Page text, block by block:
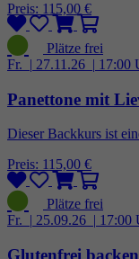
Preis: 115,00 €
Fr. | 27.11.26 | 17:00
Panettone mit
Dieser Backkurs ist
Preis: 115,00 €
Fr. | 25.09.26 | 17:00
Glutenfrei